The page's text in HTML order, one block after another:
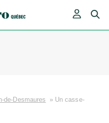
de-Desmaures » Un casse-